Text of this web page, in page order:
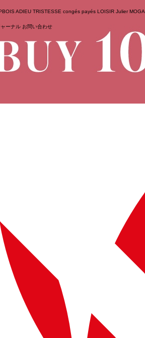
ADIEU TRISTESSE congés payés LOISIR Julier MOGA
ャーナル お問い合わせ
イプシャツ